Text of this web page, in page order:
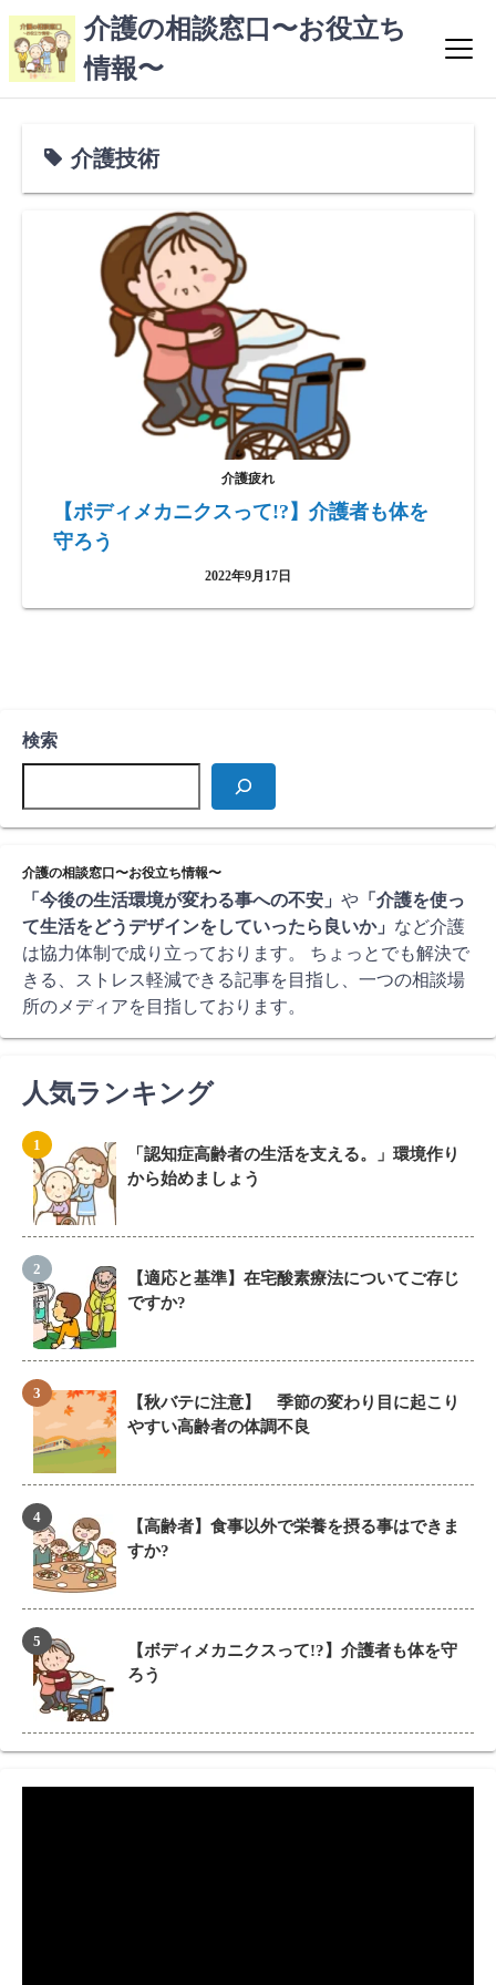
コ
ン
介護の相談窓口〜お役立ち
情報〜
介護技術
介護疲れ
【ボディメカニクスって!?】介護者も体を
守ろう
2022年9月17日
検索
介護の相談窓口〜お役立ち情報〜
「今後の生活環境が変わる事への不安」 や 「介護を使っ
て生活をどうデザインをしていったら良いか」 など介護
は協力体制で成り立っております。 ちょっとでも解決で
きる、ストレス軽減できる記事を目指し、一つの相談場
所のメディアを目指しております。
人気ランキング
「認知症高齢者の生活を支える。」環境作り
から始めましょう
【適応と基準】在宅酸素療法についてご存じ
ですか?
【秋バテに注意】 季節の変わり目に起こり
やすい高齢者の体調不良
【高齢者】食事以外で栄養を摂る事はできま
すか?
【ボディメカニクスって!?】介護者も体を守
ろう